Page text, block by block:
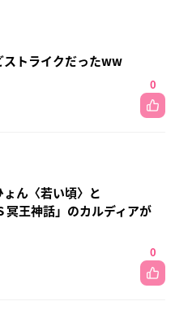
ストライクだったww
0
ょん〈若い頃〉と
冥王神話」のカルディアが
0